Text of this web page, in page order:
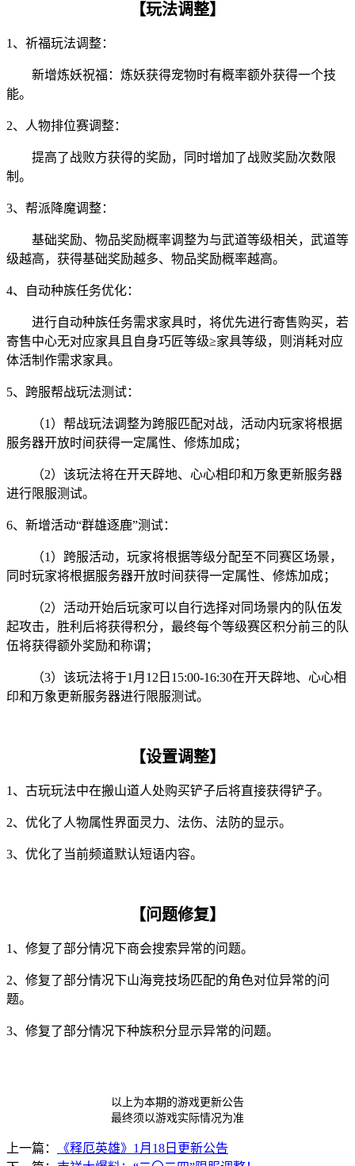
【玩法调整】
1、祈福玩法调整：
新增炼妖祝福：炼妖获得宠物时有概率额外获得一个技
能。
2、人物排位赛调整：
提高了战败方获得的奖励，同时增加了战败奖励次数限
制。
3、帮派降魔调整：
基础奖励、物品奖励概率调整为与武道等级相关，武道等
级越高，获得基础奖励越多、物品奖励概率越高。
4、自动种族任务优化：
进行自动种族任务需求家具时，将优先进行寄售购买，若
寄售中心无对应家具且自身巧匠等级≥家具等级，则消耗对应
体活制作需求家具。
5、跨服帮战玩法测试：
（1）帮战玩法调整为跨服匹配对战，活动内玩家将根据
服务器开放时间获得一定属性、修炼加成；
（2）该玩法将在开天辟地、心心相印和万象更新服务器
进行限服测试。
6、新增活动“群雄逐鹿”测试：
（1）跨服活动，玩家将根据等级分配至不同赛区场景，
同时玩家将根据服务器开放时间获得一定属性、修炼加成；
（2）活动开始后玩家可以自行选择对同场景内的队伍发
起攻击，胜利后将获得积分，最终每个等级赛区积分前三的队
伍将获得额外奖励和称谓；
（3）该玩法将于1月12日15:00-16:30在开天辟地、心心相
印和万象更新服务器进行限服测试。
【设置调整】
1、古玩玩法中在搬山道人处购买铲子后将直接获得铲子。
2、优化了人物属性界面灵力、法伤、法防的显示。
3、优化了当前频道默认短语内容。
【问题修复】
1、修复了部分情况下商会搜索异常的问题。
2、修复了部分情况下山海竞技场匹配的角色对位异常的问
题。
3、修复了部分情况下种族积分显示异常的问题。
以上为本期的游戏更新公告
最终须以游戏实际情况为准
上一篇：
《释厄英雄》1月18日更新公告